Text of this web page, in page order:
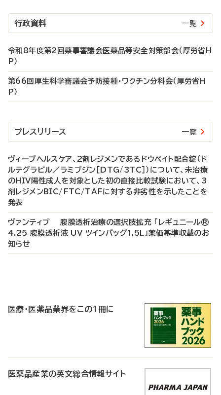
行政資料 一覧
令和8年度第2回薬事審議会医薬品等安全対策部会（厚労省H
P）
第66回厚生科学審議会予防接種・ワクチン分科会（厚労省H
P）
プレスリリース 一覧
ヴィーブヘルスケア、2剤レジメンであるドウベイト配合錠（ド
ルテグラビル／ラミブジン［DTG/3TC］）について、未治療
のHIV陽性成人を対象とした初の直接比較試験において、3
剤レジメンBIC/FTC/TAFに対する非劣性を示したことを
発表
ヴァンティブ 腹膜透析治療の選択肢拡充 「レギュニール®
4.25 腹膜透析液 UV ツインバッグ1.5L」薬価基準収載のお
知らせ
医療・医薬品業界をこの1冊に
医薬品産業の英文総合情報サイト